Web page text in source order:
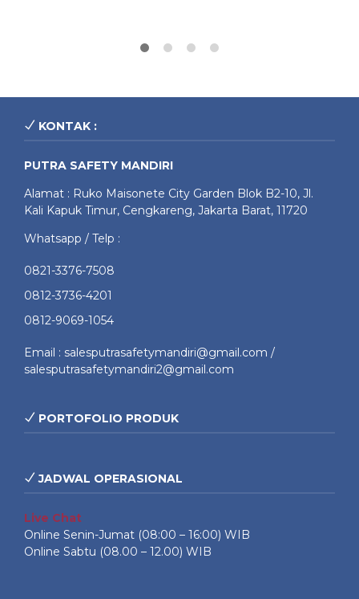
KONTAK :
PUTRA SAFETY MANDIRI
Alamat : Ruko Maisonete City Garden Blok B2-10, Jl.
Kali Kapuk Timur, Cengkareng, Jakarta Barat, 11720
Whatsapp / Telp :
0821-3376-7508
0812-3736-4201
0812-9069-1054
Email : salesputrasafetymandiri@gmail.com /
salesputrasafetymandiri2@gmail.com
PORTOFOLIO PRODUK
JADWAL OPERASIONAL
Live Chat
Online Senin-Jumat (08:00 – 16:00) WIB
Online Sabtu (08.00 – 12.00) WIB